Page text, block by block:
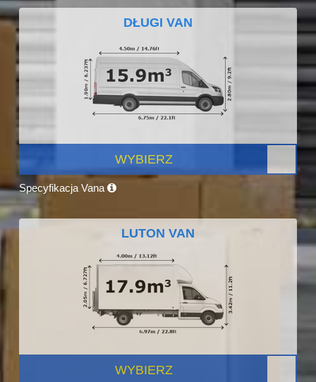
DŁUGI VAN
WYBIERZ
Specyfikacja Vana
LUTON VAN
WYBIERZ